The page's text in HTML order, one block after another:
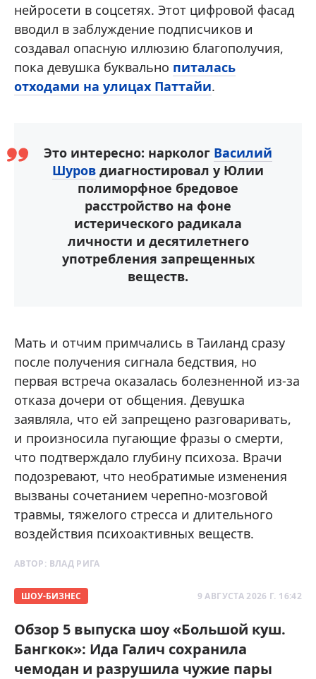
нейросети в соцсетях. Этот цифровой фасад
вводил в заблуждение подписчиков и
создавал опасную иллюзию благополучия,
пока девушка буквально питалась
отходами на улицах Паттайи.
Это интересно: нарколог Василий
Шуров диагностировал у Юлии
полиморфное бредовое
расстройство на фоне
истерического радикала
личности и десятилетнего
употребления запрещенных
веществ.
Мать и отчим примчались в Таиланд сразу
после получения сигнала бедствия, но
первая встреча оказалась болезненной из-за
отказа дочери от общения. Девушка
заявляла, что ей запрещено разговаривать,
и произносила пугающие фразы о смерти,
что подтверждало глубину психоза. Врачи
подозревают, что необратимые изменения
вызваны сочетанием черепно-мозговой
травмы, тяжелого стресса и длительного
воздействия психоактивных веществ.
АВТОР: ВЛАД РИГА
ШОУ-БИЗНЕС 9 АВГУСТА 2026 Г. 16:42
Обзор 5 выпуска шоу «Большой куш.
Бангкок»: Ида Галич сохранила
чемодан и разрушила чужие пары